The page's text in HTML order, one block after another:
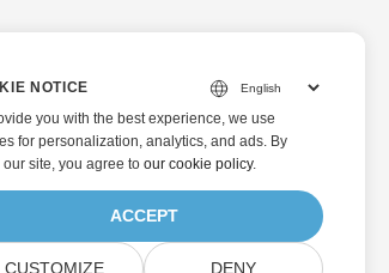
NOTICE
you with the best experience, we use
for personalization, analytics, and ads. By
site, you agree to our cookie policy.
ACCEPT
CUSTOMIZE DENY